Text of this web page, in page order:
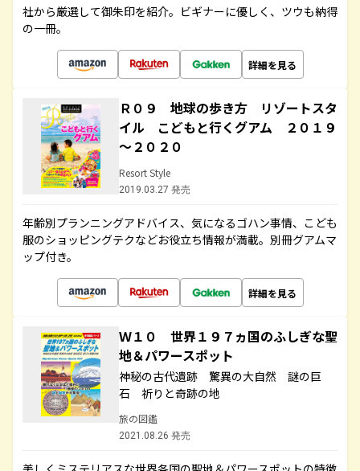
社から厳選して御朱印を紹介。ビギナーに優しく、ツウも納得
の一冊。
詳細を見る
Ｒ０９ 地球の歩き方 リゾートスタ
イル こどもと行くグアム ２０１９
～２０２０
Resort Style
2019.03.27 発売
年齢別プランニングアドバイス、気になるゴハン事情、こども
服のショッピングテクなどお役立ち情報が満載。別冊グアムマ
ップ付き。
詳細を見る
Ｗ１０ 世界１９７ヵ国のふしぎな聖
地＆パワースポット
神秘の古代遺跡 驚異の大自然 謎の巨
石 祈りと奇跡の地
旅の図鑑
2021.08.26 発売